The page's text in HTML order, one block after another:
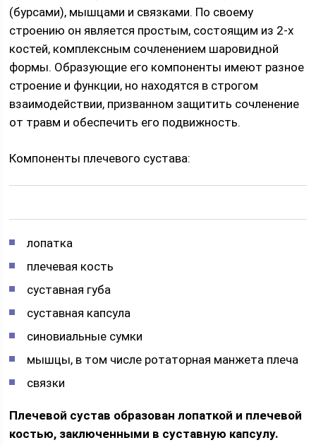
(бурсами), мышцами и связками. По своему
строению он является простым, состоящим из 2-х
костей, комплексным сочленением шаровидной
формы. Образующие его компоненты имеют разное
строение и функции, но находятся в строгом
взаимодействии, призванном защитить сочленение
от травм и обеспечить его подвижность.
Компоненты плечевого сустава:
лопатка
плечевая кость
суставная губа
суставная капсула
синовиальные сумки
мышцы, в том числе ротаторная манжета плеча
связки
Плечевой сустав образован лопаткой и плечевой
костью, заключенными в суставную капсулу.